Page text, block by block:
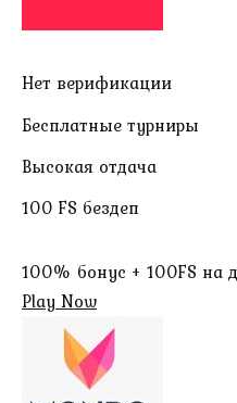
Нет верификации
Бесплатные турниры
Высокая отдача
100 FS бездеп
100% бонус + 100FS на
Play Now